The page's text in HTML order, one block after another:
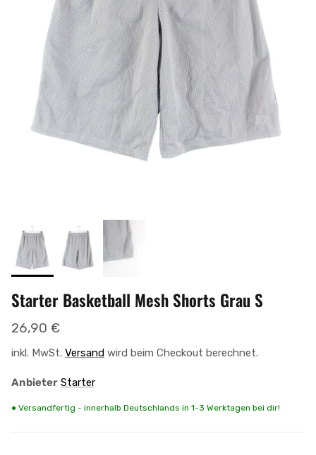
Starter Basketball Mesh Shorts Grau S
Normaler Preis
26,90 €
inkl. MwSt. Versand wird beim Checkout berechnet.
Anbieter Starter
● Versandfertig - innerhalb Deutschlands in 1-3 Werktagen bei dir!